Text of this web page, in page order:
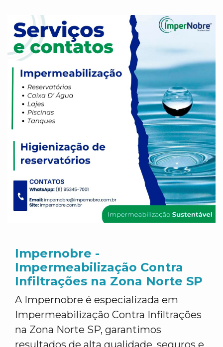
Impernobre -
Impermeabilização Contra
Infiltrações na Zona Norte SP
A Impernobre é especializada em
Impermeabilização Contra Infiltrações
na Zona Norte SP, garantimos
resultados de alta qualidade, seguros e